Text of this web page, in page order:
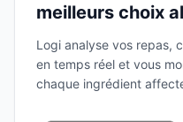
meilleurs choix
Logi analyse vos repas,
en temps réel et vous
chaque ingrédient